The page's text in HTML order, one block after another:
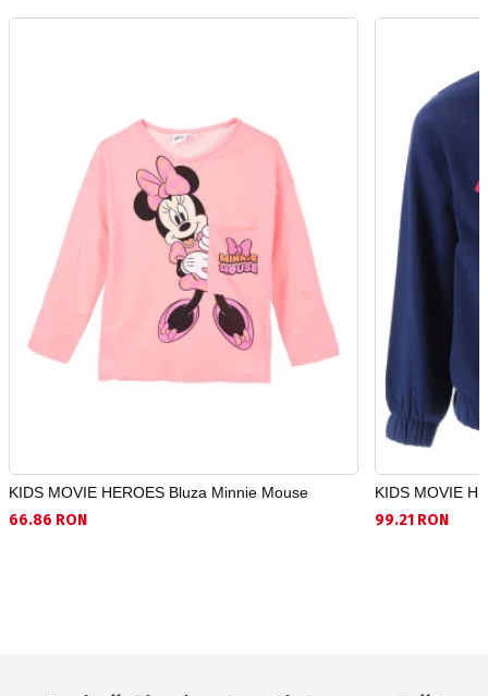
KIDS MOVIE HEROES Bluza Minnie Mouse
66.86 RON
KIDS MOVIE
99.21 RON